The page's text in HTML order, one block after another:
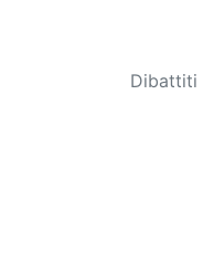
Dibattiti